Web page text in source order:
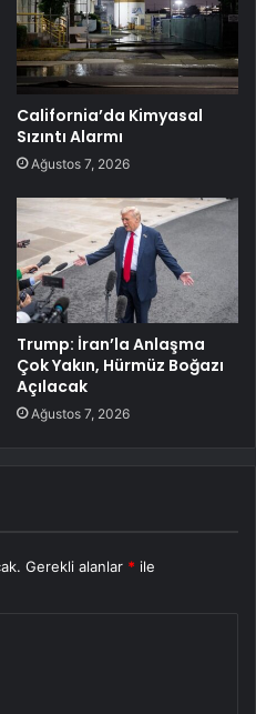
California’da Kimyasal
Sızıntı Alarmı
Ağustos 7, 2026
Trump: İran’la Anlaşma
Çok Yakın, Hürmüz Boğazı
Açılacak
Ağustos 7, 2026
Gerekli alanlar * ile